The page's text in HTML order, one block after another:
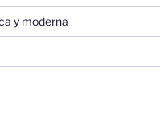
y moderna